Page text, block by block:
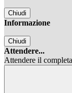
Chiudi
Informazione
Chiudi
Attendere...
Attendere il